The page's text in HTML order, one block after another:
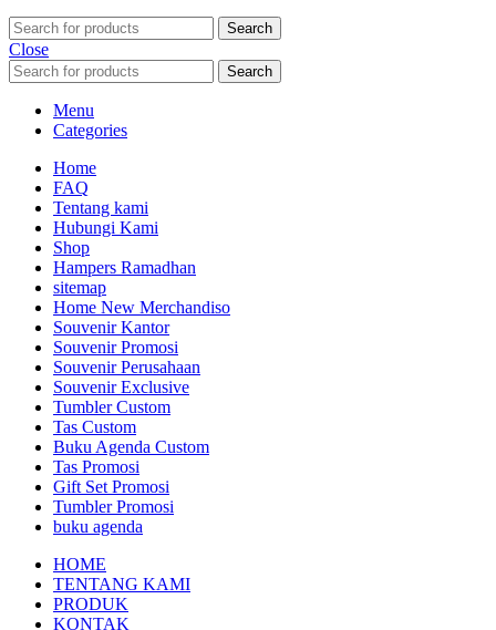
Search
Close
Search
Menu
Categories
Home
FAQ
Tentang kami
Hubungi Kami
Shop
Hampers Ramadhan
sitemap
Home New Merchandiso
Souvenir Kantor
Souvenir Promosi
Souvenir Perusahaan
Souvenir Exclusive
Tumbler Custom
Tas Custom
Buku Agenda Custom
Tas Promosi
Gift Set Promosi
Tumbler Promosi
buku agenda
HOME
TENTANG KAMI
PRODUK
KONTAK